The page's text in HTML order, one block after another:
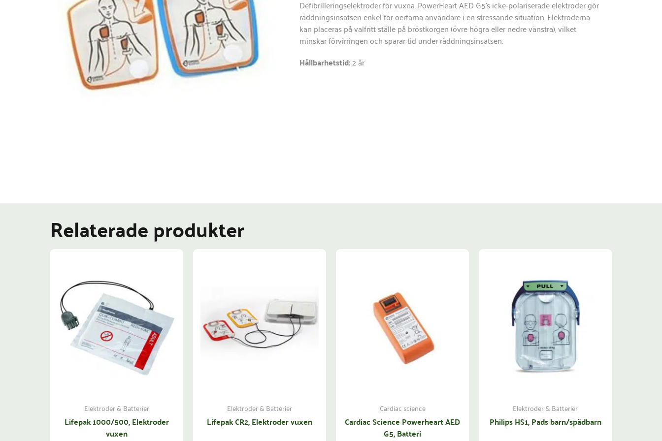
Defibrilleringselektroder för vuxna. PowerHeart AED G5’s icke-polariserade elektroder gör
räddningsinsatsen enkel för oerfarna användare i en stressande situation. Elektroderna
kan placeras på valfritt ställe på bröstkorgen (övre högra eller nedre vänstra), vilket
minskar förvirringen och sparar tid under räddningsinsatsen.
Hållbarhetstid:2 år
Relaterade produkter
Elektroder & Batterier
Lifepak 1000/500, Elektroder
vuxen
Elektroder & Batterier
Lifepak CR2, Elektroder vuxen
Cardiac science
Cardiac Science Powerheart AED
G5, Batteri
Elektroder & Batterier
Philips HS1, Pads barn/spädbarn